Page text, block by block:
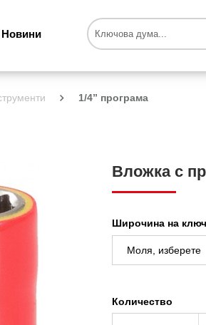
Новини
1/4” програма
Вложка с
Широчина на
Количество